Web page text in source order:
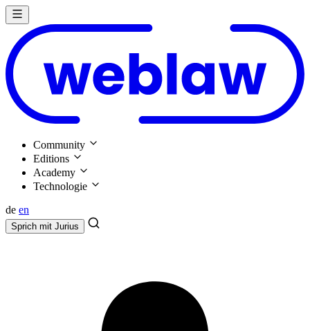
Community
Editions
Academy
Technologie
de en
Sprich mit Jurius